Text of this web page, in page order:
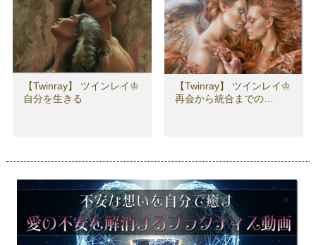
【Twinray】 ツインレイ♔
自分を生きる
【Twinray】 ツインレイ♔
再会から統合までの…